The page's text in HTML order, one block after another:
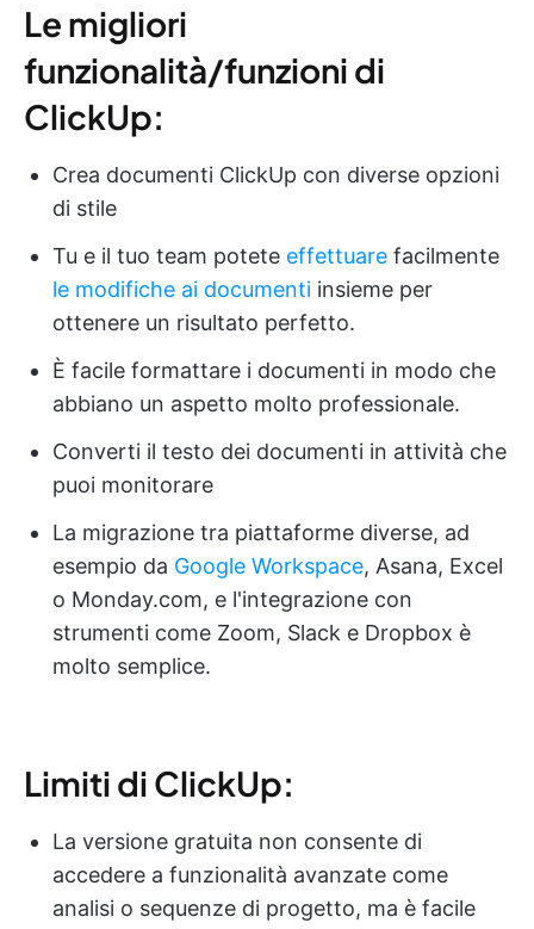
Le migliori
funzionalità/funzioni di
ClickUp:
Crea documenti ClickUp con diverse opzioni
di stile
Tu e il tuo team potete effettuare facilmente
le modifiche ai documenti insieme per
ottenere un risultato perfetto.
È facile formattare i documenti in modo che
abbiano un aspetto molto professionale.
Converti il testo dei documenti in attività che
puoi monitorare
La migrazione tra piattaforme diverse, ad
esempio da Google Workspace, Asana, Excel
o Monday.com, e l'integrazione con
strumenti come Zoom, Slack e Dropbox è
molto semplice.
Limiti di ClickUp:
La versione gratuita non consente di
accedere a funzionalità avanzate come
analisi o sequenze di progetto, ma è facile